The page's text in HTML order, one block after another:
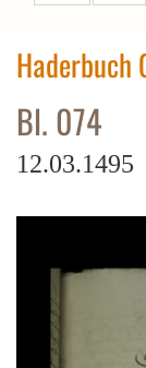
Bl. 074